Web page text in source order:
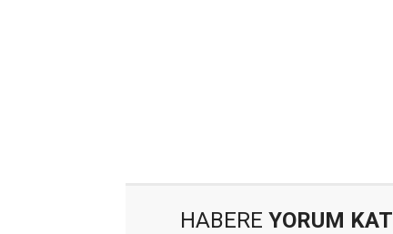
HABERE YORUM KAT